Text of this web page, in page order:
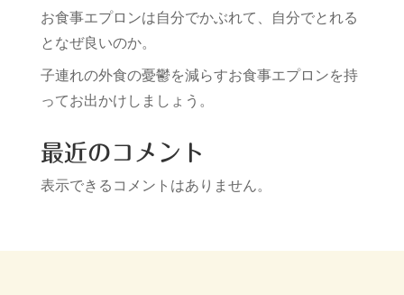
お食事エプロンは自分でかぶれて、自分でとれる
となぜ良いのか。
子連れの外食の憂鬱を減らすお食事エプロンを持
ってお出かけしましょう。
最近のコメント
表示できるコメントはありません。